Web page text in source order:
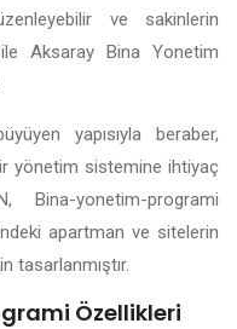
ve sakinlerin
ile Aksaray Bina Yonetim
yapısıyla beraber,
yönetim sistemine ihtiyaç
Bina-yonetim-programi
apartman ve sitelerin
tasarlanmıştır.
Özellikleri